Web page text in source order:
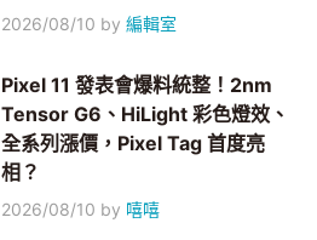
2026/08/10 by編輯室
Pixel 11 發表會爆料統整！2nm
Tensor G6、HiLight 彩色燈效、
全系列漲價，Pixel Tag 首度亮
相？
2026/08/10 by 嘻嘻